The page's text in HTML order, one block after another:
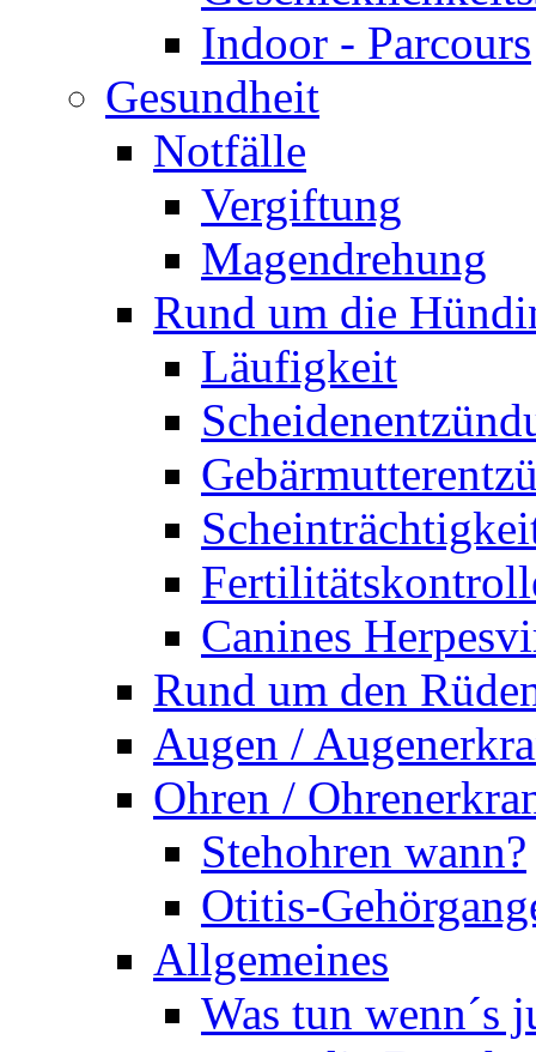
Indoor - Parcours
Gesundheit
Notfälle
Vergiftung
Magendrehung
Rund um die
Läufigkeit
Canines
Rund um den
Augen /
Ohren /
Stehohren wann?
Otitis-
Allgemeines
Was tun wenn´s